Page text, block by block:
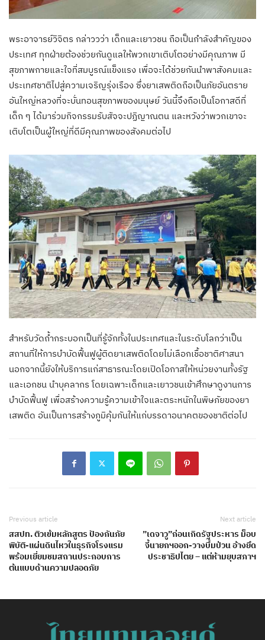
พระอาจารย์วิจิตร กล่าววว่า เด็กและเยาวชน ถือเป็นกำลังสำคัญของ
ประเทศ ทุกฝ่ายต้องช่วยกันดูแลให้พวกเขาเติบโตอย่างมีคุณภาพ มี
สุขภาพกายและใจที่สมบูรณ์แข็งแรง เพื่อจะได้ช่วยกันนำพาสังคมและ
ประเทศชาติไปสู่ความเจริญรุ่งเรือง ซึ่งยาเสพติดถือเป็นภัยอันตราย
อันใหญ่หลวงที่จะบั่นทอนสุขภาพของมนุษย์ วันนี้จึงถือเป็นโอกาสดีที่
เด็ก ๆ ได้มาร่วมกิจกรรมรับสัจจะปฏิญาณตน และหวังว่าพวกเขาจะ
เติบโตเป็นผู้ใหญ่ที่ดีมีคุณภาพของสังคมต่อไป
สำหรับวัดถ้ำกระบอกเป็นที่รู้จักทั้งในประเทศและในระดับโลกว่าเป็น
สถานที่ให้การบำบัดฟื้นฟูผู้ติดยาเสพติดโดยไม่เลือกเชื้อชาติศาสนา
นอกจากนี้ยังให้บริการแก่สาธารณะโดยเปิดโอกาสให้หน่วยงานทั้งรัฐ
และเอกชน นำบุคลากร โดยเฉพาะเด็กและเยาวชนเข้าศึกษาดูงานการ
บำบัดฟื้นฟู เพื่อสร้างความรู้ความเข้าใจและตระหนักในพิษภัยของยา
เสพติด อันเป็นการสร้างภูมิคุ้มกันให้แก่บรรดาอนาคตของชาติต่อไป
Previous article
สสปท. ติวเข้มหลักสูตร ปัองกันภัย
พิบัติ-แผ่นดินไหวในธุรกิจโรงแรม
พร้อมเยี่ยมชมสถานประกอบการ
ต้นแบบด้านความปลอดภัย
Next article
”เดจาวู”ก่อนเกิดรัฐประหาร ม็อบ
จี้นายกฯออก-วางบึ้มป่วน อ้างยึด
ประชาธิปไตย – แต่ห้ามยุบสภาฯ